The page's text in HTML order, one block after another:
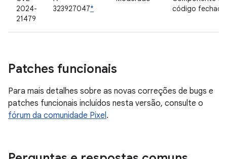
2024-
21479
323927047*
código fechado
Patches funcionais
Para mais detalhes sobre as novas correções de bugs e
patches funcionais incluídos nesta versão, consulte o
fórum da comunidade Pixel.